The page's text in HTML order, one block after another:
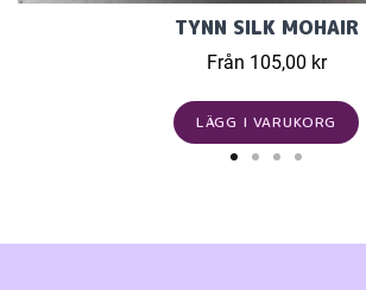
TYNN SILK MOHAIR
Från 105,00 kr
LÄGG I VARUKORG